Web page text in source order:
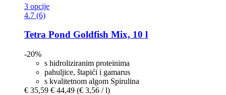
3 opcije
4.7 (6)
Tetra Pond Goldfish Mix, 10 l
-20%
s hidroliziranim proteinima
pahuljice, štapići i gamarus
s kvalitetnom algom Spirulina
€ 35,59 € 44,49 (€ 3,56 / l)